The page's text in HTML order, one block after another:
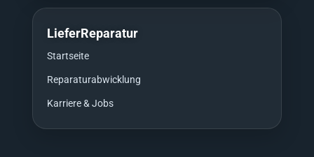
LieferReparatur
Startseite
Reparaturabwicklung
Karriere & Jobs